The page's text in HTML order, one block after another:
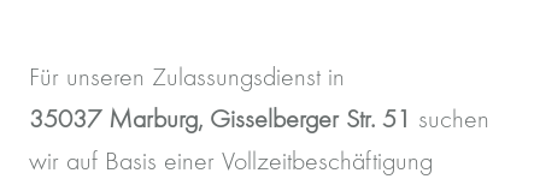
Für unseren Zulassungsdienst in
35037 Marburg, Gisselberger Str. 51 suchen
wir auf Basis einer Vollzeitbeschäftigung